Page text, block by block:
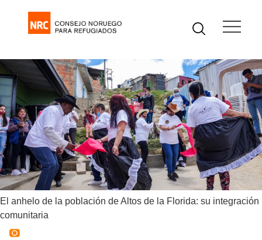
El anhelo de la población de Altos de la Florida: su integración
comunitaria